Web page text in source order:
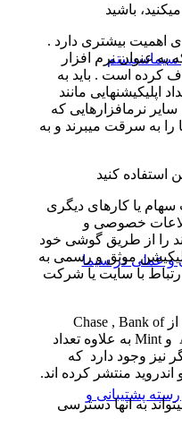
سیماسیستم
و عملی در سیما
پشتیبانی و
اهمیت بیشتری دارد .
را که به عنوان نرم افزار
کرده است . باید به
اپلیکیشنهایی مانند
نرمافزارهایی که
به سرقت میبرند و به
سهام یا کارهای دیگری
خصوصی و
را از طریق گوشی خود
موثق و رسمی به
با سایت یا شرکت
برخی از این اپلیکیشن ها عبارتند از Chase , Bank of
America , Vanguard , ScottTrade و Mint به علاوه تعداد
نیز وجود دارد که
به انها دسترسی